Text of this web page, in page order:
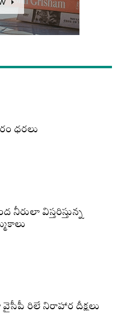
ధరలు
నీరులా విస్తరిస్తున్న
వైసీపీ రిలే నిరాహార దీక్షలు